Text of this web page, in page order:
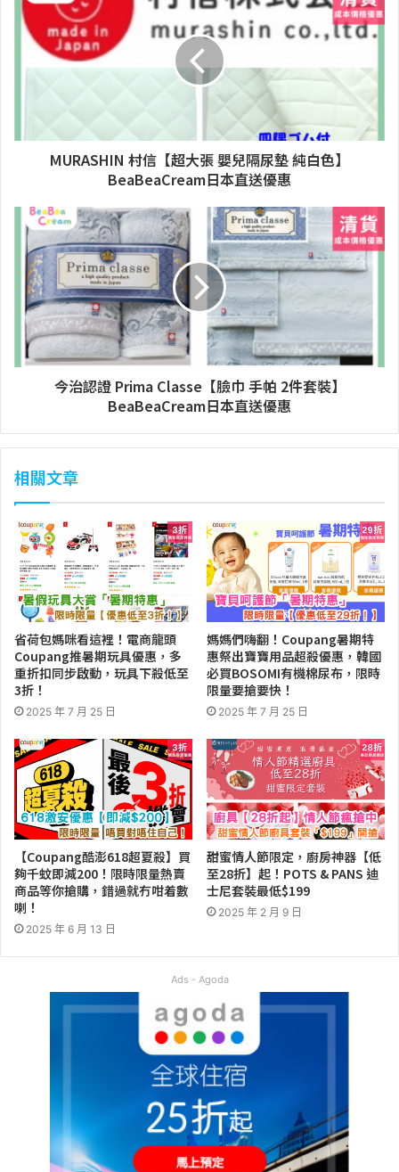
MURASHIN 村信【超大張 嬰兒隔尿墊 純白色】
BeaBeaCream日本直送優惠
今治認證 Prima Classe【臉巾 手帕 2件套裝】
BeaBeaCream日本直送優惠
相關文章
省荷包媽咪看這裡！電商龍頭
Coupang推暑期玩具優惠，多
重折扣同步啟動，玩具下殺低至
3折！
2025 年 7 月 25 日
媽媽們嗨翻！Coupang暑期特
惠祭出寶寶用品超殺優惠，韓國
必買BOSOMI有機棉尿布，限時
限量要搶要快！
2025 年 7 月 25 日
【Coupang酷澎618超夏殺】買
夠千蚊即減200！限時限量熱賣
商品等你搶購，錯過就冇咁着數
喇！
2025 年 6 月 13 日
甜蜜情人節限定，廚房神器【低
至28折】起！POTS & PANS 迪
士尼套裝最低$199
2025 年 2 月 9 日
Ads - Agoda